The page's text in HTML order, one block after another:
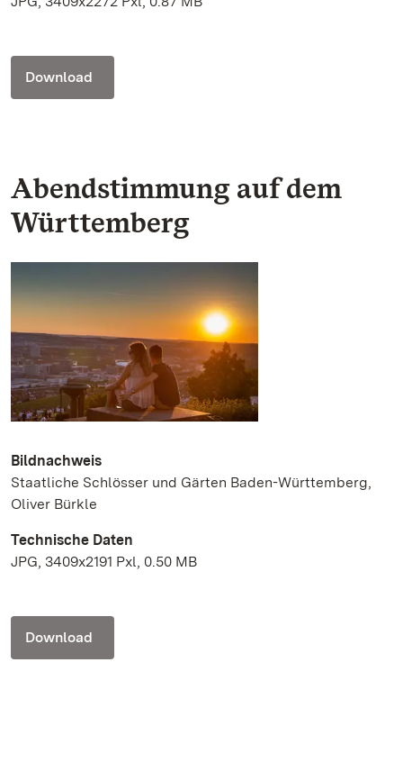
Download
Abendstimmung auf dem
Württemberg
Bildnachweis
Staatliche Schlösser und Gärten Baden-Württemberg,
Oliver Bürkle
Technische Daten
JPG, 3409x2191 Pxl, 0.50 MB
Download